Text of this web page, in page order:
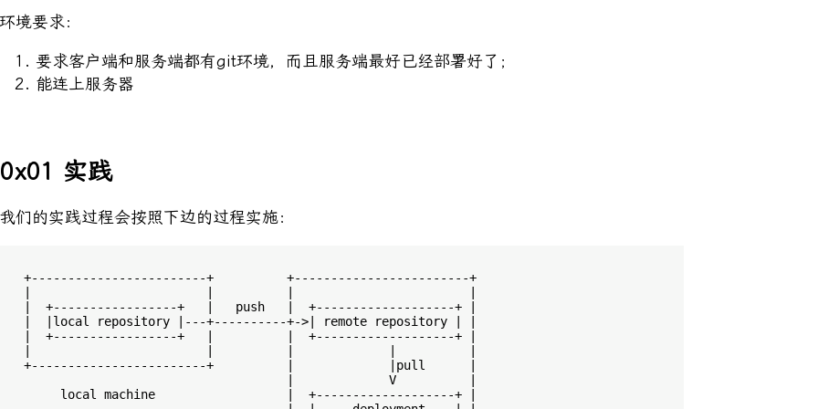
环境要求：
要求客户端和服务端都有git环境，而且服务端最好已经部署好了；
能连上服务器
0x01 实践
我们的实践过程会按照下边的过程实施：
  +------------------------+          +------------------------+
  |  +-----------------+   |   push   |  +-------------------+ |
  |  |local repository |---+----------+->| remote repository | |
  |  +-----------------+   |          |  +-------------------+ |
  +------------------------+          |             |pull      |
                                      |             V          |
       local machine                  |  +-------------------+ |